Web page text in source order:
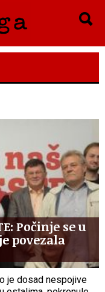
Počinje se u
povezala
je dosad nespojive